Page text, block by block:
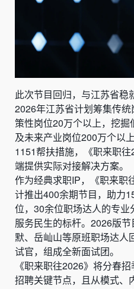
此次节目回归，与江苏省稳
2026年江苏省计划筹集传
策性岗位20万个以上，挖
及未来产业岗位200万个以
1151帮扶措施，《职来职
端提供实际对接解决方案。
作为经典求职IP，《职来职
计推出400余期节目，助力
位，30余位职场达人的专
服务民生的标杆。2026版
默、岳屾山等原班职场达人
试官，组成全新面试团。
《职来职往2026》将分春
招聘关键节点，且从模式、